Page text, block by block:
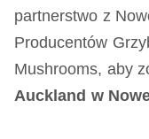
partnerstwo z
Producentów
Mushrooms, aby
Auckland w